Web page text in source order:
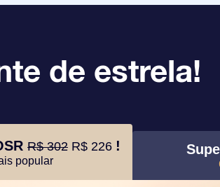
de estrela!
R$ 302 R$ 226 !
popular